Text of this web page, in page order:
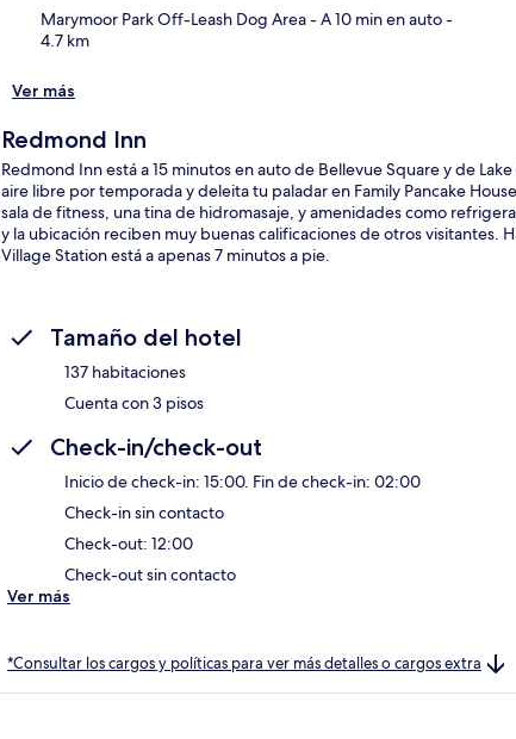
Marymoor Park Off-Leash Dog Area- A 10 min en auto-
4.7 km
Ver más
Redmond Inn
Redmond Inn está a 15 minutos en auto de Bellevue Square y de
aire libre por temporada y deleita tu paladar en Family Pancake
sala de fitness, una tina de hidromasaje, y amenidades como
y la ubicación reciben muy buenas calificaciones de otros
Village Station está a apenas 7 minutos a pie.
Tamaño del hotel
137 habitaciones
Cuenta con 3 pisos
Check-in/check-out
Inicio de check-in: 15:00. Fin de check-in: 02:00
Check-in sin contacto
Check-out: 12:00
Check-out sin contacto
Ver más
*Consultar los cargos y políticas para ver más detalles o cargos extra